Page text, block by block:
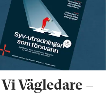
Vägledare –